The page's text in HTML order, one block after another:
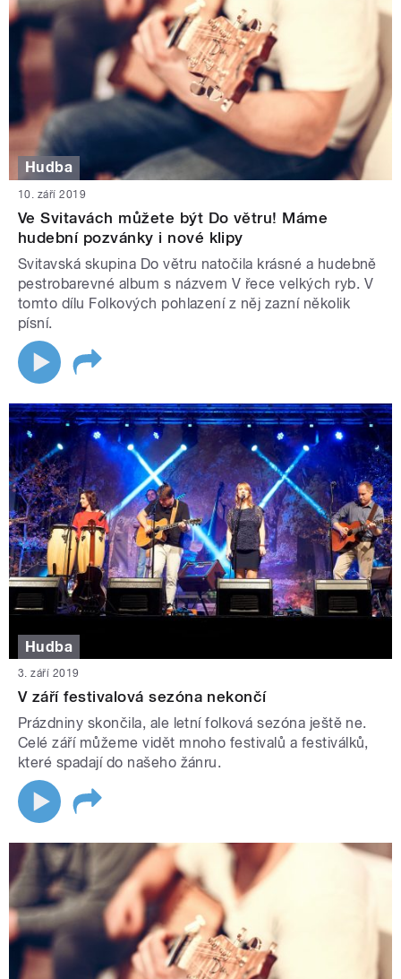
Hudba
10. září 2019
Ve Svitavách můžete být Do větru! Máme
hudební pozvánky i nové klipy
Svitavská skupina Do větru natočila krásné a hudebně
pestrobarevné album s názvem V řece velkých ryb. V
tomto dílu Folkových pohlazení z něj zazní několik
písní.
Hudba
3. září 2019
V září festivalová sezóna nekončí
Prázdniny skončila, ale letní folková sezóna ještě ne.
Celé září můžeme vidět mnoho festivalů a festiválků,
které spadají do našeho žánru.